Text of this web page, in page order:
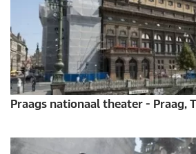
Praags nationaal theater - Praag,